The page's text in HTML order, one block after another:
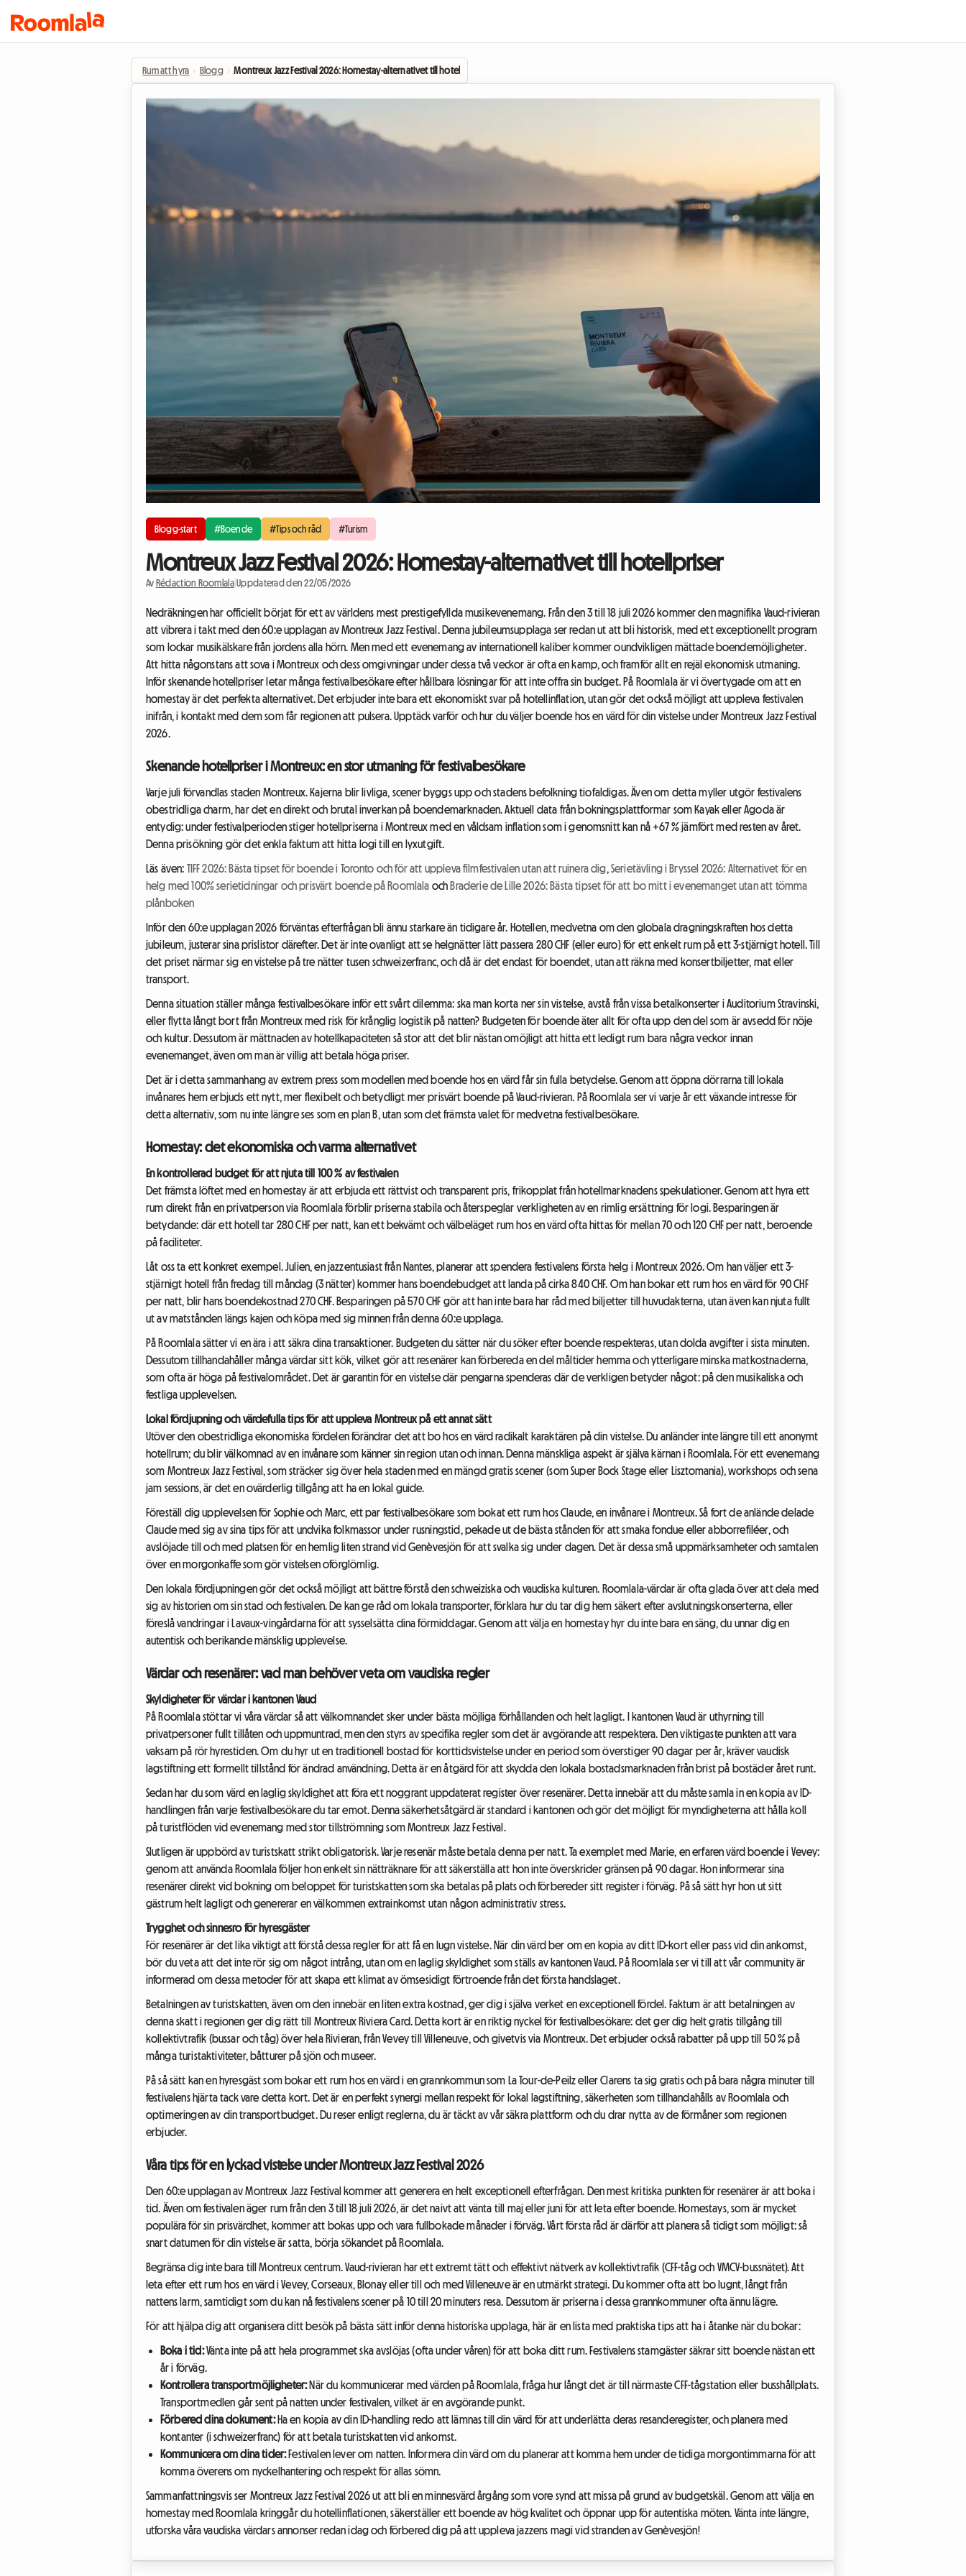
Rum att hyra › Blogg › Montreux Jazz Festival 2026: Homestay-alternativet till hotellpriser
Blogg-start #Boende #Tips och råd #Turism
Montreux Jazz Festival 2026: Homestay-alternativet till hotellpriser
Av Rédaction Roomlala|Uppdaterad den 22/05/2026
Nedräkningen har officiellt börjat för ett av världens mest prestigefyllda musikevenemang. Från den 3 till 18 juli 2026 kommer den magnifika Vaud-rivieran
att vibrera i takt med den 60:e upplagan av Montreux Jazz Festival. Denna jubileumsupplaga ser redan ut att bli historisk, med ett exceptionellt program
som lockar musikälskare från jordens alla hörn. Men med ett evenemang av internationell kaliber kommer oundvikligen mättade boendemöjligheter.
Att hitta någonstans att sova i Montreux och dess omgivningar under dessa två veckor är ofta en kamp, och framför allt en rejäl ekonomisk utmaning.
Inför skenande hotellpriser letar många festivalbesökare efter hållbara lösningar för att inte offra sin budget. På Roomlala är vi övertygade om att en
homestay är det perfekta alternativet. Det erbjuder inte bara ett ekonomiskt svar på hotellinflation, utan gör det också möjligt att uppleva festivalen
inifrån, i kontakt med dem som får regionen att pulsera. Upptäck varför och hur du väljer boende hos en värd för din vistelse under Montreux Jazz Festival
2026.
Skenande hotellpriser i Montreux: en stor utmaning för festivalbesökare
Varje juli förvandlas staden Montreux. Kajerna blir livliga, scener byggs upp och stadens befolkning tiofaldigas. Även om detta myller utgör festivalens
obestridliga charm, har det en direkt och brutal inverkan på boendemarknaden. Aktuell data från bokningsplattformar som Kayak eller Agoda är
entydig: under festivalperioden stiger hotellpriserna i Montreux med en våldsam inflation som i genomsnitt kan nå +67 % jämfört med resten av året.
Denna prisökning gör det enkla faktum att hitta logi till en lyxutgift.
Läs även: TIFF 2026: Bästa tipset för boende i Toronto och för att uppleva filmfestivalen utan att ruinera dig Serietävling i Bryssel 2026: Alternativet för en
helg med 100% serietidningar och prisvärt boende på Roomlala och Braderie de Lille 2026: Bästa tipset för att bo mitt i evenemanget utan att tömma
plånboken
Inför den 60:e upplagan 2026 förväntas efterfrågan bli ännu starkare än tidigare år. Hotellen, medvetna om den globala dragningskraften hos detta
jubileum, justerar sina prislistor därefter. Det är inte ovanligt att se helgnätter lätt passera 280 CHF (eller euro) för ett enkelt rum på ett 3-stjärnigt hotell. Till
det priset närmar sig en vistelse på tre nätter tusen schweizerfranc, och då är det endast för boendet, utan att räkna med konsertbiljetter, mat eller
transport.
Denna situation ställer många festivalbesökare inför ett svårt dilemma: ska man korta ner sin vistelse, avstå från vissa betalkonserter i Auditorium Stravinski,
eller flytta långt bort från Montreux med risk för krånglig logistik på natten? Budgeten för boende äter allt för ofta upp den del som är avsedd för nöje
och kultur. Dessutom är mättnaden av hotellkapaciteten så stor att det blir nästan omöjligt att hitta ett ledigt rum bara några veckor innan
evenemanget, även om man är villig att betala höga priser.
Det är i detta sammanhang av extrem press som modellen med boende hos en värd får sin fulla betydelse. Genom att öppna dörrarna till lokala
invånares hem erbjuds ett nytt, mer flexibelt och betydligt mer prisvärt boende på Vaud-rivieran. På Roomlala ser vi varje år ett växande intresse för
detta alternativ, som nu inte längre ses som en plan B, utan som det främsta valet för medvetna festivalbesökare.
Homestay: det ekonomiska och varma alternativet
En kontrollerad budget för att njuta till 100 % av festivalen
Det främsta löftet med en homestay är att erbjuda ett rättvist och transparent pris, frikopplat från hotellmarknadens spekulationer. Genom att hyra ett
rum direkt från en privatperson via Roomlala förblir priserna stabila och återspeglar verkligheten av en rimlig ersättning för logi. Besparingen är
betydande: där ett hotell tar 280 CHF per natt, kan ett bekvämt och välbeläget rum hos en värd ofta hittas för mellan 70 och 120 CHF per natt, beroende
på faciliteter.
Låt oss ta ett konkret exempel. Julien, en jazzentusiast från Nantes, planerar att spendera festivalens första helg i Montreux 2026. Om han väljer ett 3-
stjärnigt hotell från fredag till måndag (3 nätter) kommer hans boendebudget att landa på cirka 840 CHF. Om han bokar ett rum hos en värd för 90 CHF
per natt, blir hans boendekostnad 270 CHF. Besparingen på 570 CHF gör att han inte bara har råd med biljetter till huvudakterna, utan även kan njuta fullt
ut av matstånden längs kajen och köpa med sig minnen från denna 60:e upplaga.
På Roomlala sätter vi en ära i att säkra dina transaktioner. Budgeten du sätter när du söker efter boende respekteras, utan dolda avgifter i sista minuten.
Dessutom tillhandahåller många värdar sitt kök, vilket gör att resenärer kan förbereda en del måltider hemma och ytterligare minska matkostnaderna,
som ofta är höga på festivalområdet. Det är garantin för en vistelse där pengarna spenderas där de verkligen betyder något: på den musikaliska och
festliga upplevelsen.
Lokal fördjupning och värdefulla tips för att uppleva Montreux på ett annat sätt
Utöver den obestridliga ekonomiska fördelen förändrar det att bo hos en värd radikalt karaktären på din vistelse. Du anländer inte längre till ett anonymt
hotellrum; du blir välkomnad av en invånare som känner sin region utan och innan. Denna mänskliga aspekt är själva kärnan i Roomlala. För ett evenemang
som Montreux Jazz Festival, som sträcker sig över hela staden med en mängd gratis scener (som Super Bock Stage eller Lisztomania), workshops och sena
jam sessions, är det en ovärderlig tillgång att ha en lokal guide.
Föreställ dig upplevelsen för Sophie och Marc, ett par festivalbesökare som bokat ett rum hos Claude, en invånare i Montreux. Så fort de anlände delade
Claude med sig av sina tips för att undvika folkmassor under rusningstid, pekade ut de bästa stånden för att smaka fondue eller abborrefiléer, och
avslöjade till och med platsen för en hemlig liten strand vid Genèvesjön för att svalka sig under dagen. Det är dessa små uppmärksamheter och samtalen
över en morgonkaffe som gör vistelsen oförglömlig.
Den lokala fördjupningen gör det också möjligt att bättre förstå den schweiziska och vaudiska kulturen. Roomlala-värdar är ofta glada över att dela med
sig av historien om sin stad och festivalen. De kan ge råd om lokala transporter, förklara hur du tar dig hem säkert efter avslutningskonserterna, eller
föreslå vandringar i Lavaux-vingårdarna för att sysselsätta dina förmiddagar. Genom att välja en homestay hyr du inte bara en säng, du unnar dig en
autentisk och berikande mänsklig upplevelse.
Värdar och resenärer: vad man behöver veta om vaudiska regler
Skyldigheter för värdar i kantonen Vaud
På Roomlala stöttar vi våra värdar så att välkomnandet sker under bästa möjliga förhållanden och helt lagligt. I kantonen Vaud är uthyrning till
privatpersoner fullt tillåten och uppmuntrad, men den styrs av specifika regler som det är avgörande att respektera. Den viktigaste punkten att vara
vaksam på rör hyrestiden. Om du hyr ut en traditionell bostad för korttidsvistelse under en period som överstiger 90 dagar per år, kräver vaudisk
lagstiftning ett formellt tillstånd för ändrad användning. Detta är en åtgärd för att skydda den lokala bostadsmarknaden från brist på bostäder året runt.
Sedan har du som värd en laglig skyldighet att föra ett noggrant uppdaterat register över resenärer. Detta innebär att du måste samla in en kopia av ID-
handlingen från varje festivalbesökare du tar emot. Denna säkerhetsåtgärd är standard i kantonen och gör det möjligt för myndigheterna att hålla koll
på turistflöden vid evenemang med stor tillströmning som Montreux Jazz Festival.
Slutligen är uppbörd av turistskatt strikt obligatorisk. Varje resenär måste betala denna per natt. Ta exemplet med Marie, en erfaren värd boende i Vevey:
genom att använda Roomlala följer hon enkelt sin nätträknare för att säkerställa att hon inte överskrider gränsen på 90 dagar. Hon informerar sina
resenärer direkt vid bokning om beloppet för turistskatten som ska betalas på plats och förbereder sitt register i förväg. På så sätt hyr hon ut sitt
gästrum helt lagligt och genererar en välkommen extrainkomst utan någon administrativ stress.
Trygghet och sinnesro för hyresgäster
För resenärer är det lika viktigt att förstå dessa regler för att få en lugn vistelse. När din värd ber om en kopia av ditt ID-kort eller pass vid din ankomst,
bör du veta att det inte rör sig om något intrång, utan om en laglig skyldighet som ställs av kantonen Vaud. På Roomlala ser vi till att vår community är
informerad om dessa metoder för att skapa ett klimat av ömsesidigt förtroende från det första handslaget.
Betalningen av turistskatten, även om den innebär en liten extra kostnad, ger dig i själva verket en exceptionell fördel. Faktum är att betalningen av
denna skatt i regionen ger dig rätt till Montreux Riviera Card. Detta kort är en riktig nyckel för festivalbesökare: det ger dig helt gratis tillgång till
kollektivtrafik (bussar och tåg) över hela Rivieran, från Vevey till Villeneuve, och givetvis via Montreux. Det erbjuder också rabatter på upp till 50 % på
många turistaktiviteter, båtturer på sjön och museer.
På så sätt kan en hyresgäst som bokar ett rum hos en värd i en grannkommun som La Tour-de-Peilz eller Clarens ta sig gratis och på bara några minuter till
festivalens hjärta tack vare detta kort. Det är en perfekt synergi mellan respekt för lokal lagstiftning, säkerheten som tillhandahålls av Roomlala och
optimeringen av din transportbudget. Du reser enligt reglerna, du är täckt av vår säkra plattform och du drar nytta av de förmåner som regionen
erbjuder.
Våra tips för en lyckad vistelse under Montreux Jazz Festival 2026
Den 60:e upplagan av Montreux Jazz Festival kommer att generera en helt exceptionell efterfrågan. Den mest kritiska punkten för resenärer är att boka i
tid. Även om festivalen äger rum från den 3 till 18 juli 2026, är det naivt att vänta till maj eller juni för att leta efter boende. Homestays, som är mycket
populära för sin prisvärdhet, kommer att bokas upp och vara fullbokade månader i förväg. Vårt första råd är därför att planera så tidigt som möjligt: så
snart datumen för din vistelse är satta, börja sökandet på Roomlala.
Begränsa dig inte bara till Montreux centrum. Vaud-rivieran har ett extremt tätt och effektivt nätverk av kollektivtrafik (CFF-tåg och VMCV-bussnätet). Att
leta efter ett rum hos en värd i Vevey, Corseaux, Blonay eller till och med Villeneuve är en utmärkt strategi. Du kommer ofta att bo lugnt, långt från
nattens larm, samtidigt som du kan nå festivalens scener på 10 till 20 minuters resa. Dessutom är priserna i dessa grannkommuner ofta ännu lägre.
För att hjälpa dig att organisera ditt besök på bästa sätt inför denna historiska upplaga, här är en lista med praktiska tips att ha i åtanke när du bokar:
Boka i tid:Vänta inte på att hela programmet ska avslöjas (ofta under våren) för att boka ditt rum. Festivalens stamgäster säkrar sitt boende nästan ett
år i förväg.
Kontrollera transportmöjligheter:När du kommunicerar med värden på Roomlala, fråga hur långt det är till närmaste CFF-tågstation eller busshållplats.
Transportmedlen går sent på natten under festivalen, vilket är en avgörande punkt.
Förbered dina dokument:Ha en kopia av din ID-handling redo att lämnas till din värd för att underlätta deras resanderegister, och planera med
kontanter (i schweizerfranc) för att betala turistskatten vid ankomst.
Kommunicera om dina tider:Festivalen lever om natten. Informera din värd om du planerar att komma hem under de tidiga morgontimmarna för att
komma överens om nyckelhantering och respekt för allas sömn.
Sammanfattningsvis ser Montreux Jazz Festival 2026 ut att bli en minnesvärd årgång som vore synd att missa på grund av budgetskäl. Genom att välja en
homestay med Roomlala kringgår du hotellinflationen, säkerställer ett boende av hög kvalitet och öppnar upp för autentiska möten. Vänta inte längre,
utforska våra vaudiska värdars annonser redan idag och förbered dig på att uppleva jazzens magi vid stranden av Genèvesjön!